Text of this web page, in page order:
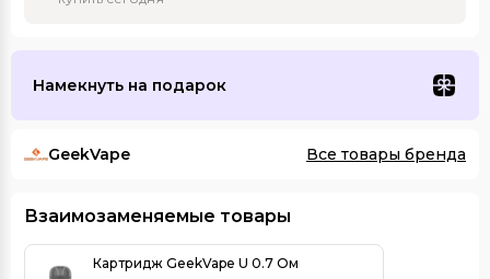
Намекнуть на подарок
GeekVape Все товары бренда
Взаимозаменяемые товары
Картридж GeekVape U 0.7 Ом